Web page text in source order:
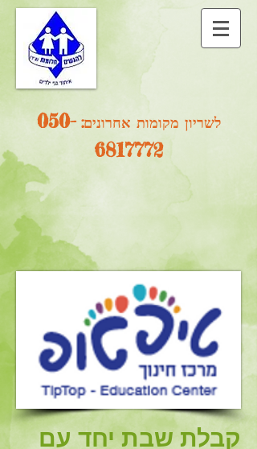
לשריון מקומות אחרונים: 050-
6817772
קבלת שבת יחד עם